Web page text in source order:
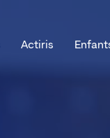
Actiris